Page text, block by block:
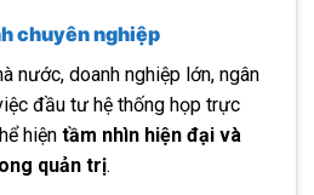
chuyên nghiệp
nước, doanh nghiệp lớn, ngân
đầu tư hệ thống họp trực
hiện tầm nhìn hiện đại và
quản trị.